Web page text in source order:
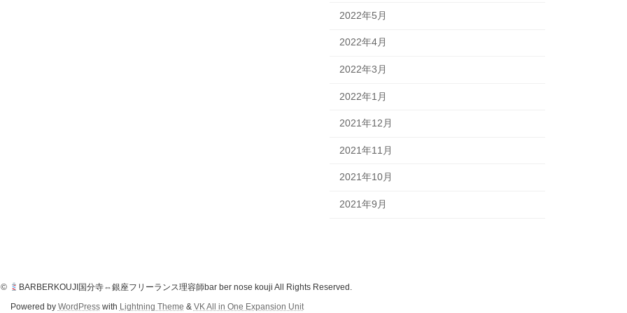
2022年5月
2022年4月
2022年3月
2022年1月
2021年12月
2021年11月
2021年10月
2021年9月
©
BARBERKOUJI国分寺⇔銀座フリーランス理容師bar ber nose kouji All Rights Reserved.
Powered by WordPresswith Lightning Theme & VK All in One Expansion Unit